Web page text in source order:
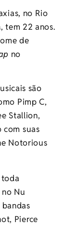
no Rio
, tem 22 anos.
de
no
são
Pimp C,
Stallion,
com suas
Notorious
toda
Nu
Pierce